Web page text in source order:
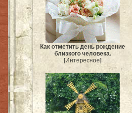
Как отметить день рождение
близкого человека.
[Интересное]